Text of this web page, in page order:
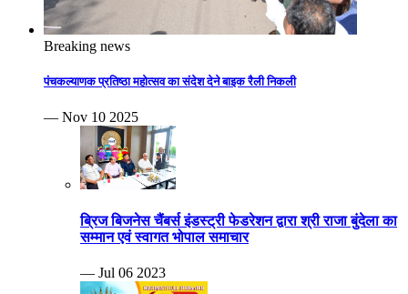
Breaking news
पंचकल्याणक प्रतिष्ठा महोत्सव का संदेश देने बाइक रैली निकली
— Nov 10 2025
ब्रिज बिजनेस चैंबर्स इंडस्ट्री फेडरेशन द्वारा श्री राजा बुंदेला का
सम्मान एवं स्वागत भोपाल समाचार
— Jul 06 2023